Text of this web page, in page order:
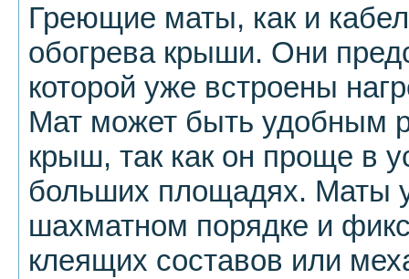
Греющие маты, как и
обогрева крыши. Они
которой уже встроены
Мат может быть удобным
крыш, так как он проще в
больших площадях. Маты
шахматном порядке и
клеящих составов или